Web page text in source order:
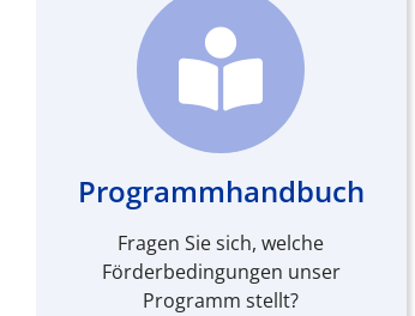
Programmhandbuch
Fragen Sie sich, welche
Förderbedingungen unser
Programm stellt?